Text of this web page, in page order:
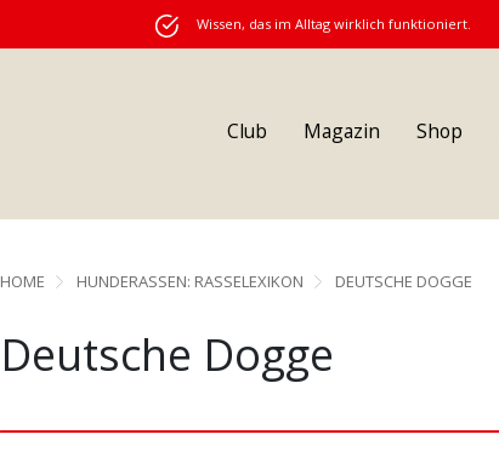
Wissen, das im Alltag wirklich funktioniert.
Club Magazin Shop
HOME HUNDERASSEN: RASSELEXIKON DEUTSCHE DOGGE
Deutsche Dogge